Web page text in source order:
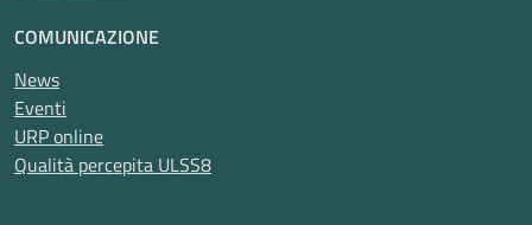
COMUNICAZIONE
News
Eventi
URP online
Qualità percepita ULSS8